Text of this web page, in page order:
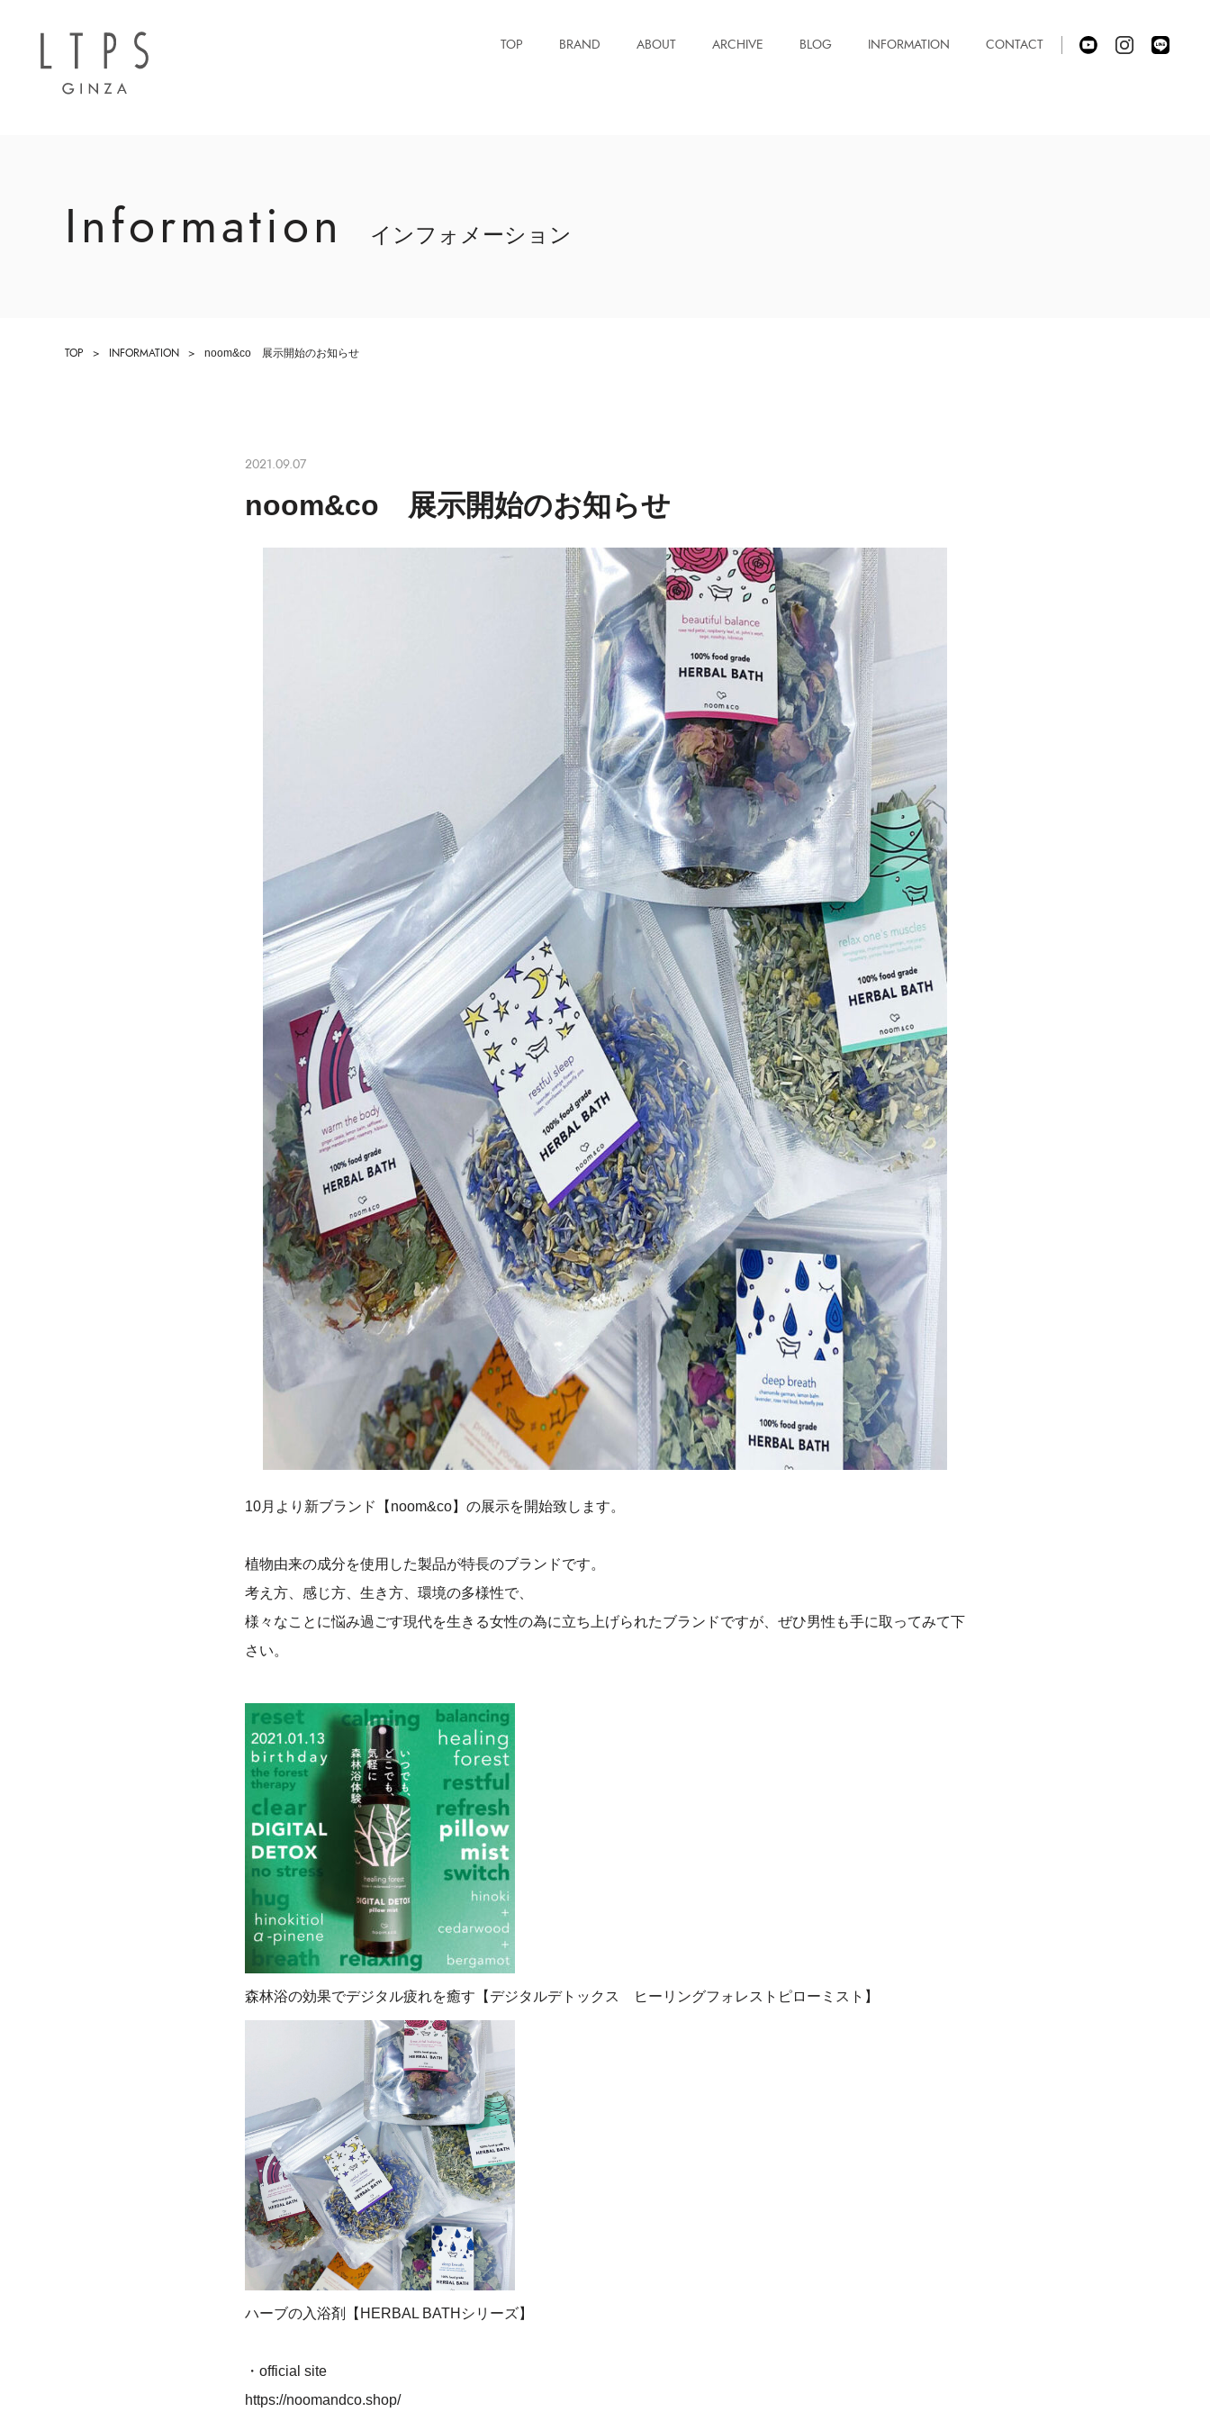
TOP BRAND ABOUT ARCHIVE BLOG INFORMATION CONTACT
Information インフォメーション
TOP INFORMATION noom&co 展示開始のお知らせ
2021.09.07
noom&co 展示開始のお知らせ
10月より新ブランド【noom&co】の展示を開始致します。
植物由来の成分を使用した製品が特長のブランドです。
考え方、感じ方、生き方、環境の多様性で、
様々なことに悩み過ごす現代を生きる女性の為に立ち上げられたブランドですが、ぜひ男性も手に取ってみて下
さい。
森林浴の効果でデジタル疲れを癒す【デジタルデトックス ヒーリングフォレストピローミスト】
ハーブの入浴剤【HERBAL BATHシリーズ】
・official site
https://noomandco.shop/